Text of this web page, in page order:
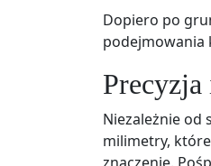
Dopiero po
podejmowania
Niezależnie od
milimetry,